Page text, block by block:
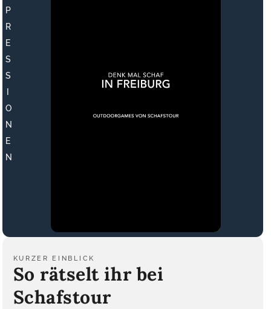
P
R
E
S
S
I
O
N
E
N
KURZER EINBLICK
So rätselt ihr bei
Schafstour